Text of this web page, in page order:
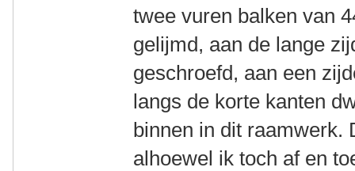
twee vuren balken van
gelijmd, aan de lange
geschroefd, aan een
langs de korte kanten
binnen in dit raamwerk.
alhoewel ik toch af en